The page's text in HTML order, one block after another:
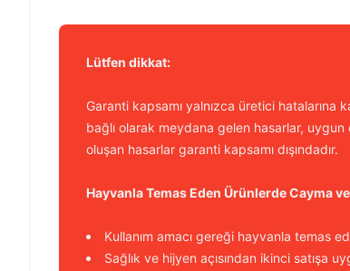
Lütfen dikkat:
Garanti kapsamı yalnızca üretici hatalarına
bağlı olarak meydana gelen hasarlar,
oluşan hasarlar garanti kapsamı dışındadır.
Hayvanla Temas Eden Ürünlerde Cayma ve
Kullanım amacı gereği hayvanla temas
Sağlık ve hijyen açısından ikinci satışa